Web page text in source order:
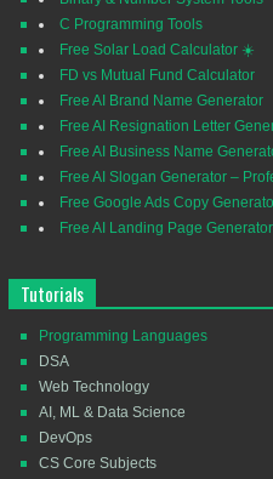
C Programming Tools
Free Solar Load Calculator ☀️
FD vs Mutual Fund Calculator
Free AI Brand Name Generator
Free AI Resignation Letter
Free AI Business Name
Free AI Slogan Generator –
Free Google Ads Copy
Free AI Landing Page Generator
Tutorials
Programming Languages
DSA
Web Technology
AI, ML & Data Science
DevOps
CS Core Subjects